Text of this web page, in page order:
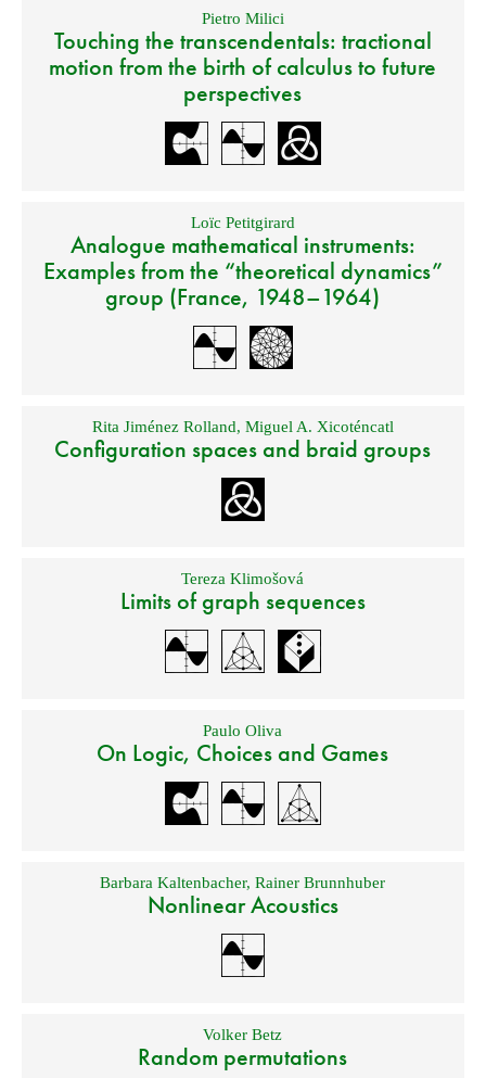
Pietro Milici
Touching the transcendentals: tractional
motion from the birth of calculus to future
perspectives
Loïc Petitgirard
Analogue mathematical instruments:
Examples from the “theoretical dynamics”
group (France, 1948–1964)
Rita Jiménez Rolland, Miguel A. Xicoténcatl
Configuration spaces and braid groups
Tereza Klimošová
Limits of graph sequences
Paulo Oliva
On Logic, Choices and Games
Barbara Kaltenbacher,Rainer Brunnhuber
Nonlinear Acoustics
Volker Betz
Random permutations